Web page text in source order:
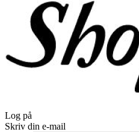
Log på
Skriv din e-mail